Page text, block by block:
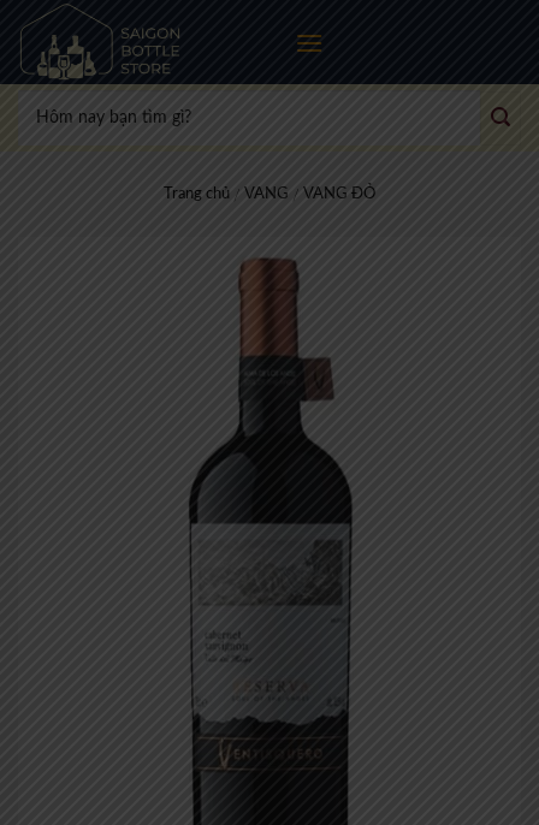
content
kiếm:
Trang chủ / VANG / VANG ĐỎ